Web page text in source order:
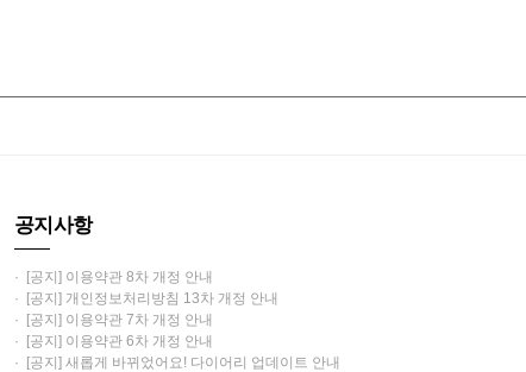
공지사항
· [공지] 이용약관 8차 개정 안내
· [공지] 개인정보처리방침 13차 개정 안내
· [공지] 이용약관 7차 개정 안내
· [공지] 이용약관 6차 개정 안내
· [공지] 새롭게 바뀌었어요! 다이어리 업데이트 안내